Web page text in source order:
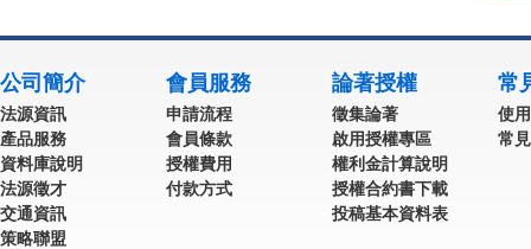
公司簡介
法源資訊
產品服務
資料庫說明
法源徵才
交通資訊
策略聯盟
會員服務
申請流程
會員條款
授權費用
付款方式
論著授權
徵集論著
啟用授權專區
權利金計算說明
授權合約書下載
投稿基本資料表
常
使
常